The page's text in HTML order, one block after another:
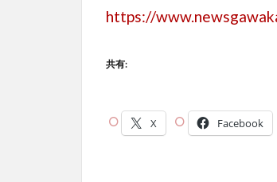
https://
共有:
X Facebook